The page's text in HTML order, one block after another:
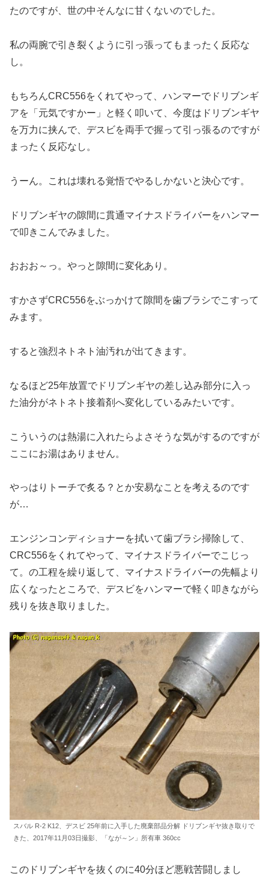
たのですが、世の中そんなに甘くないのでした。
私の両腕で引き裂くように引っ張ってもまったく反応な
し。
もちろんCRC556をくれてやって、ハンマーでドリブンギ
アを「元気ですかー」と軽く叩いて、今度はドリブンギヤ
を万力に挟んで、デスビを両手で握って引っ張るのですが
まったく反応なし。
うーん。これは壊れる覚悟でやるしかないと決心です。
ドリブンギヤの隙間に貫通マイナスドライバーをハンマー
で叩きこんでみました。
おおお～っ。やっと隙間に変化あり。
すかさずCRC556をぶっかけて隙間を歯ブラシでこすって
みます。
すると強烈ネトネト油汚れが出てきます。
なるほど25年放置でドリブンギヤの差し込み部分に入っ
た油分がネトネト接着剤へ変化しているみたいです。
こういうのは熱湯に入れたらよさそうな気がするのですが
ここにお湯はありません。
やっはりトーチで炙る？とか安易なことを考えるのです
が…
エンジンコンディショナーを拭いて歯ブラシ掃除して、
CRC556をくれてやって、マイナスドライバーでこじっ
て。の工程を繰り返して、マイナスドライバーの先幅より
広くなったところで、デスビをハンマーで軽く叩きながら
残りを抜き取りました。
スバル R-2 K12、デスビ 25年前に入手した廃棄部品分解 ドリブンギヤ抜き取りで
きた、2017年11月03日撮影、「なが～ン」所有車 360cc
このドリブンギヤを抜くのに40分ほど悪戦苦闘しまし